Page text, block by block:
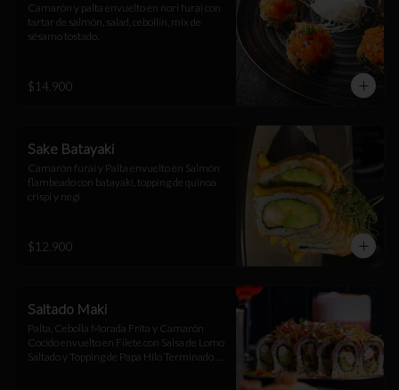
Camarón y palta envuelto en nori furai con
tartar de salmón, salad, cebollín, mix de
sésamo tostado.
$14.900
Sake Batayaki
Camarón furai y Palta envuelto en Salmón
flambeado con batayaki, topping de quinoa
crispi y negi
$12.900
Saltado Maki
Palta, Cebolla Morada Frita y Camarón
Cocido envuelto en Filete con Salsa de Lomo
Saltado y Topping de Papa Hilo Terminado